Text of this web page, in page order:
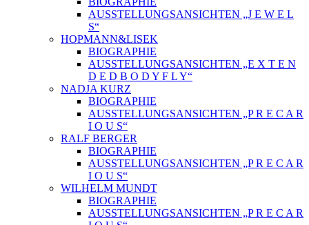
AUSSTELLUNGSANSICHTEN „J E W E L
S“
HOPMANN&LISEK
BIOGRAPHIE
AUSSTELLUNGSANSICHTEN „E X T E N
D E D B O D Y F L Y“
NADJA KURZ
BIOGRAPHIE
AUSSTELLUNGSANSICHTEN „P R E C A R
I O U S“
RALF BERGER
BIOGRAPHIE
AUSSTELLUNGSANSICHTEN „P R E C A R
I O U S“
WILHELM MUNDT
BIOGRAPHIE
AUSSTELLUNGSANSICHTEN „P R E C A R